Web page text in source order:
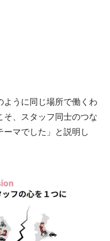
うに同じ場所で働くわ
そ、スタッフ同士のつな
ーマでした」と説明し